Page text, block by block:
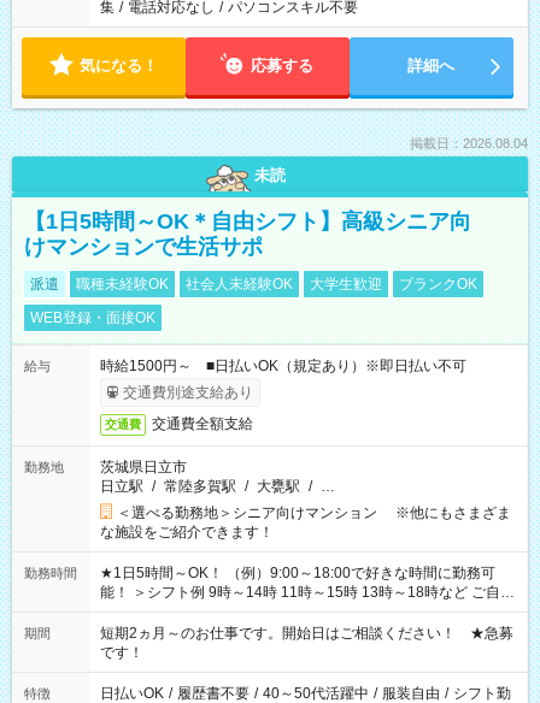
集 / 電話対応なし / パソコンスキル不要
気になる！ 応募する 詳細へ
掲載日：2026.08.04
未読
【1日5時間～OK＊自由シフト】高級シニア向
けマンションで生活サポ
派遣 職種未経験OK 社会人未経験OK 大学生歓迎
ブランクOK
WEB登録・面接OK
給与
時給1500円～ ■日払いOK（規定あり）※即日払い不可
交通費別途支給あり
交通費 交通費全額支給
勤務地
茨城県日立市
日立駅 / 常陸多賀駅 / 大甕駅 / …
＜選べる勤務地＞シニア向けマンション ※他にもさまざま
な施設をご紹介できます！
勤務時間
★1日5時間～OK！ （例）9:00～18:00で好きな時間に勤務可
能！ ＞シフト例 9時～14時 11時～15時 13時～18時など ご自身
のご都合に合わせて勤務時間をご相談ください！ ★家庭の都合
でお休みや時間の調整が必要な場合も遠慮なくご相談くださ
い。
期間
短期2ヵ月～のお仕事です。開始日はご相談ください！ ★急募
です！
特徴 日払いOK / 履歴書不要 / 40～50代活躍中 / 服装自由 / シフト勤